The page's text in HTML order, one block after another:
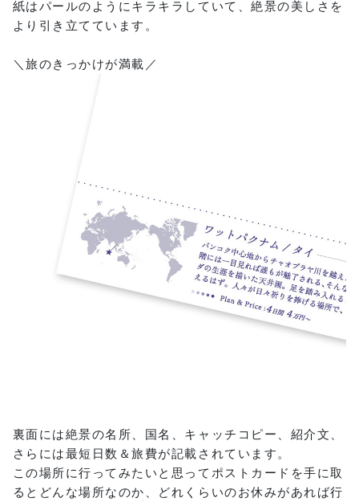
紙はパールのようにキラキラしていて、絶景の美しさを
より引き立てています。
＼旅のきっかけが満載／
裏面には絶景の名所、国名、キャッチコピー、紹介文、
さらには最短日数＆旅費が記載されています。
この場所に行ってみたいと思ってポストカードを手に取
るとどんな場所なのか、どれくらいのお休みがあれば行